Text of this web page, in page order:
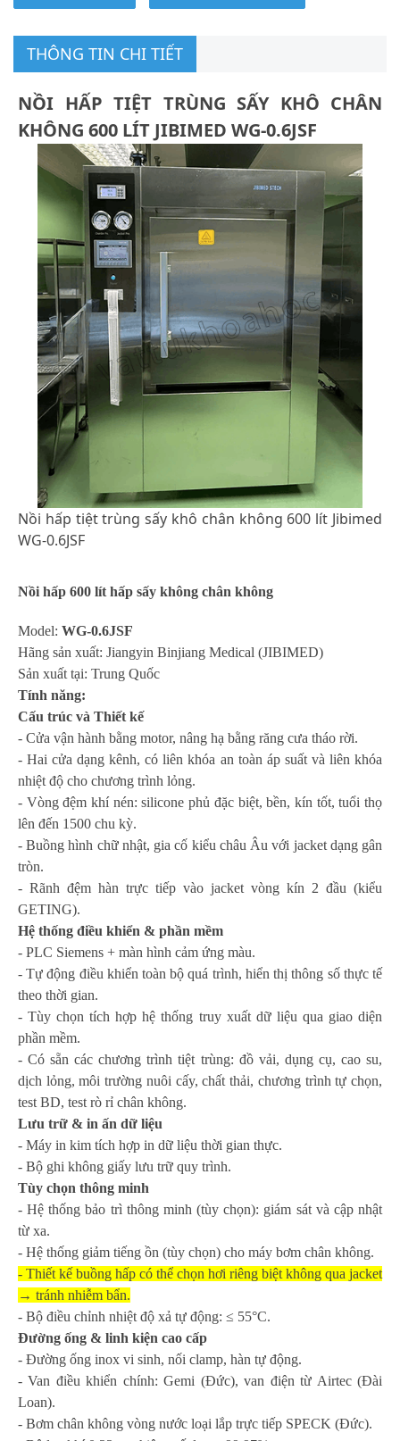
THÔNG TIN CHI TIẾT
NỒI HẤP TIỆT TRÙNG SẤY KHÔ CHÂN
KHÔNG 600 LÍT JIBIMED WG-0.6JSF
Nồi hấp tiệt trùng sấy khô chân không 600 lít Jibimed
WG-0.6JSF
Nồi hấp 600 lít hấp sấy không chân không
Model: WG-0.6JSF
Hãng sản xuất: Jiangyin Binjiang Medical (JIBIMED)
Sản xuất tại: Trung Quốc
Tính năng:
Cấu trúc và Thiết kế
- Cửa vận hành bằng motor, nâng hạ bằng răng cưa tháo rời.
- Hai cửa dạng kênh, có liên khóa an toàn áp suất và liên khóa
nhiệt độ cho chương trình lỏng.
- Vòng đệm khí nén: silicone phủ đặc biệt, bền, kín tốt, tuổi thọ
lên đến 1500 chu kỳ.
- Buồng hình chữ nhật, gia cố kiểu châu Âu với jacket dạng gân
tròn.
- Rãnh đệm hàn trực tiếp vào jacket vòng kín 2 đầu (kiểu
GETING).
Hệ thống điều khiển & phần mềm
- PLC Siemens + màn hình cảm ứng màu.
- Tự động điều khiển toàn bộ quá trình, hiển thị thông số thực tế
theo thời gian.
- Tùy chọn tích hợp hệ thống truy xuất dữ liệu qua giao diện
phần mềm.
- Có sẵn các chương trình tiệt trùng: đồ vải, dụng cụ, cao su,
dịch lỏng, môi trường nuôi cấy, chất thải, chương trình tự chọn,
test BD, test rò rỉ chân không.
Lưu trữ & in ấn dữ liệu
- Máy in kim tích hợp in dữ liệu thời gian thực.
- Bộ ghi không giấy lưu trữ quy trình.
Tùy chọn thông minh
- Hệ thống bảo trì thông minh (tùy chọn): giám sát và cập nhật
từ xa.
- Hệ thống giảm tiếng ồn (tùy chọn) cho máy bơm chân không.
- Thiết kế buồng hấp có thể chọn hơi riêng biệt không qua jacket
→ tránh nhiễm bẩn.
- Bộ điều chỉnh nhiệt độ xả tự động: ≤ 55°C.
Đường ống & linh kiện cao cấp
- Đường ống inox vi sinh, nối clamp, hàn tự động.
- Van điều khiển chính: Gemi (Đức), van điện từ Airtec (Đài
Loan).
- Bơm chân không vòng nước loại lắp trực tiếp SPECK (Đức).